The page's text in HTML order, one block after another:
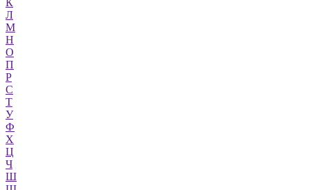
К
Л
М
Н
О
П
Р
С
Т
У
Ф
Х
Ц
Ч
Ш